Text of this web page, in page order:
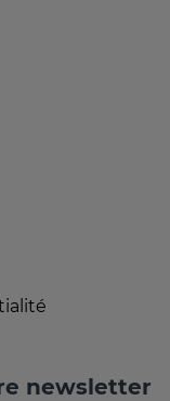
newsletter